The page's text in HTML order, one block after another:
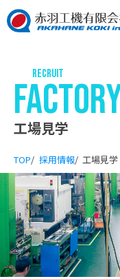
本
RECRUIT
工場見学
TOP 採用情報 工場見学